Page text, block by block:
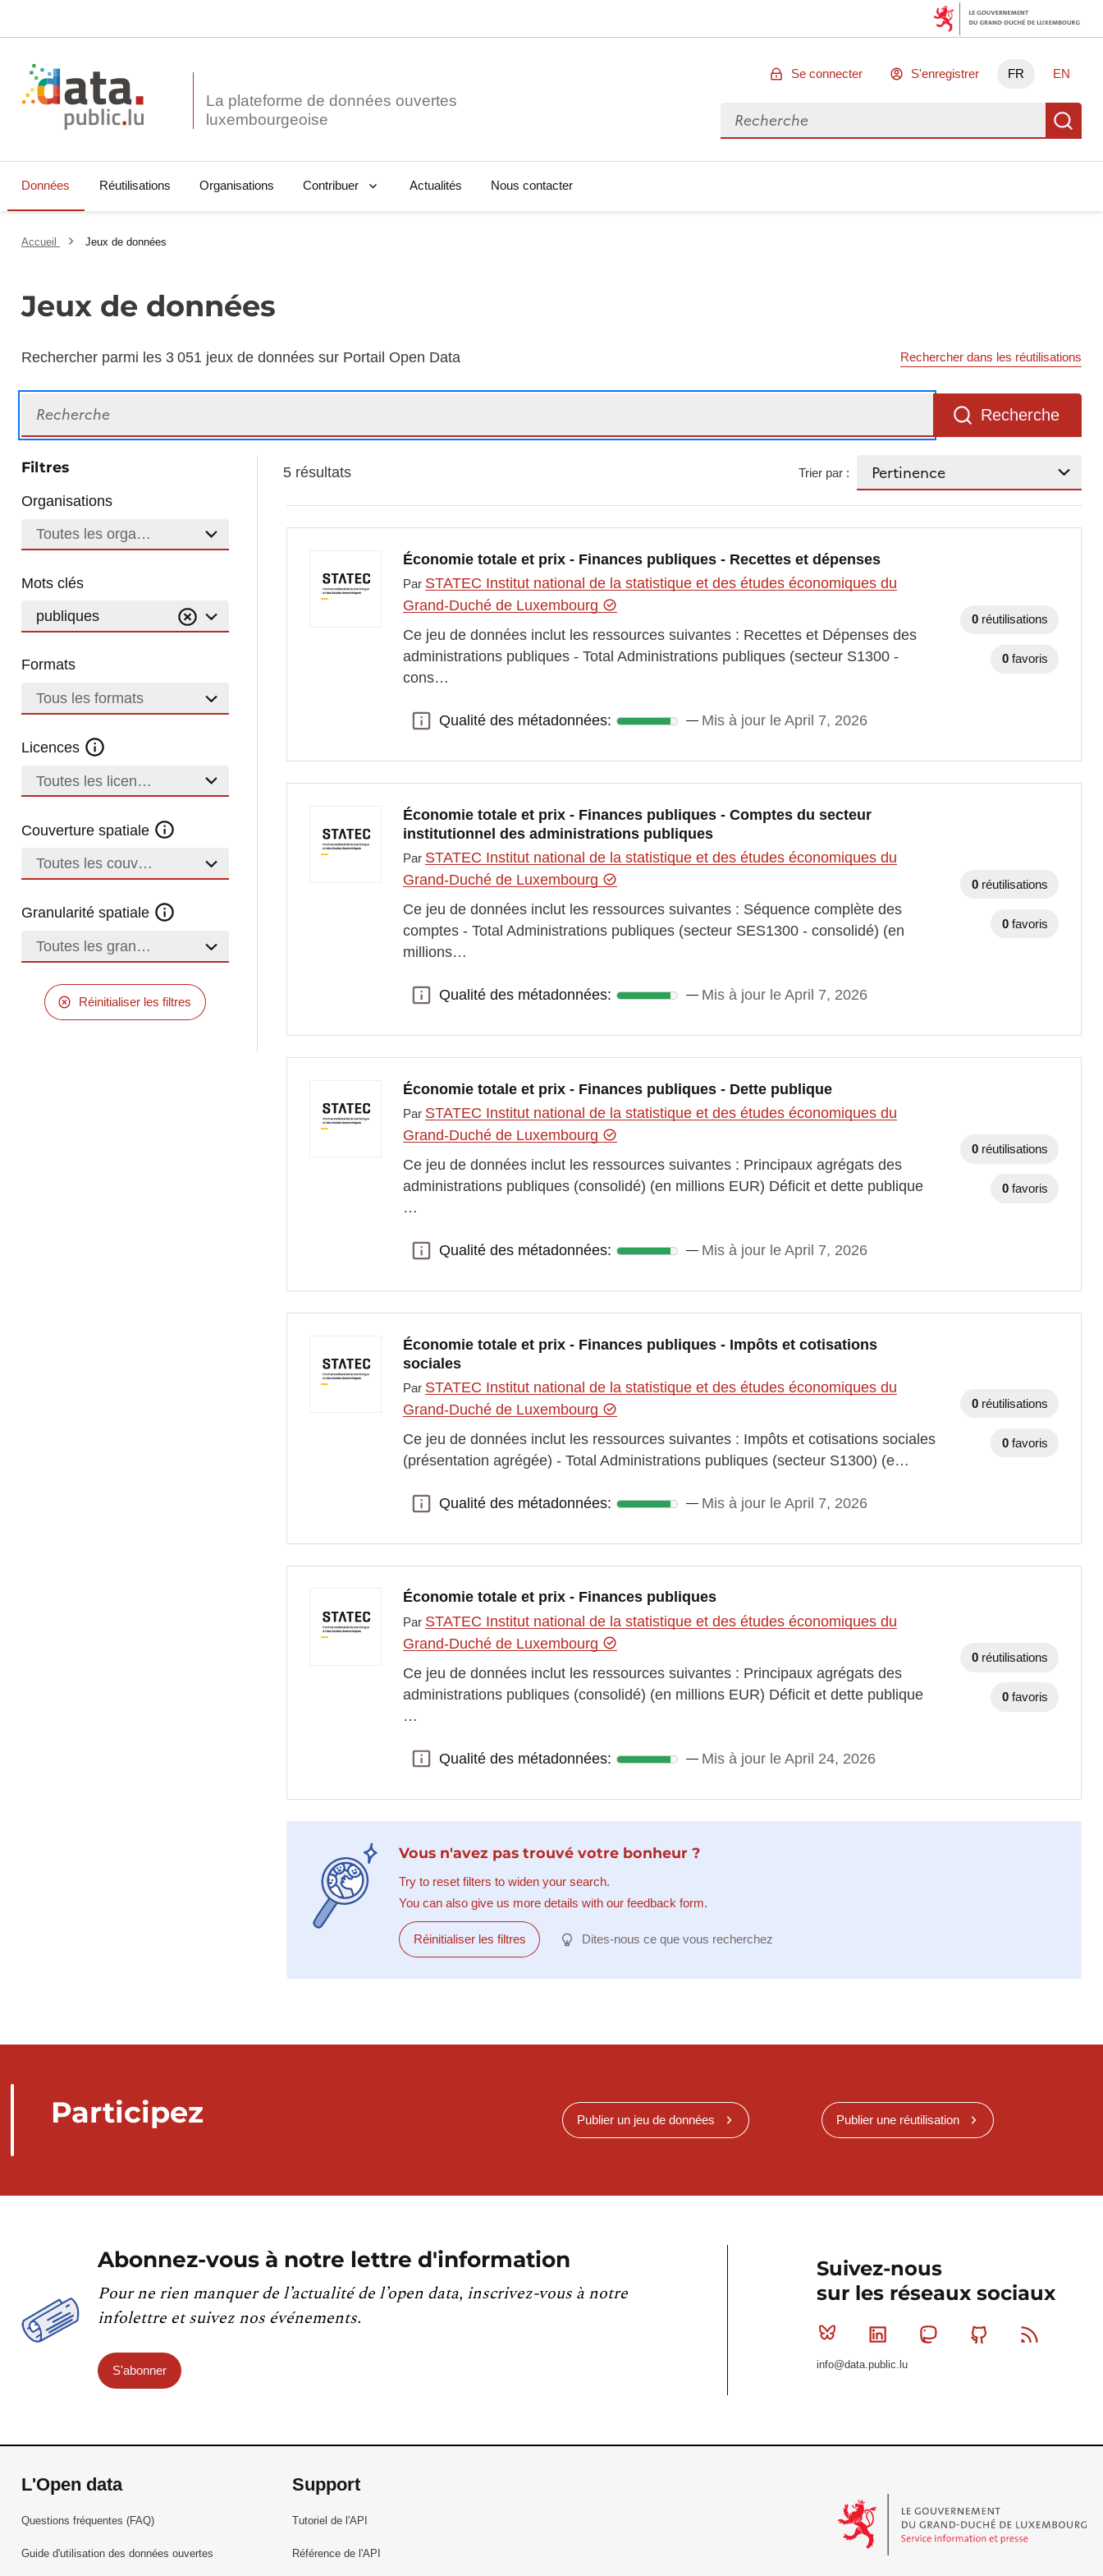
La plateforme de données ouvertes
Se connecter S'enregistrer FR EN
Rechercher des données
Données Réutilisations Organisations Contribuer Actualités Nous contacter
Accueil Jeux de données
Jeux de données
Rechercher parmi les 3 051 jeux de données sur Portail Open Data Rechercher dans les réutilisations
Recherche
Filtres
Organisations
Toutes les organisations
Mots clés
publiques
Formats
Tous les formats
Licences
Toutes les licences
Couverture spatiale
Toutes les couvertures
Granularité spatiale
Toutes les granularités
Réinitialiser les filtres
5 résultats Trier par :
Économie totale et prix - Finances publiques - Recettes et dépenses
Par STATEC Institut national de la statistique et des études économiques du
Grand-Duché de Luxembourg
Ce jeu de données inclut les ressources suivantes : Recettes et Dépenses des
administrations publiques - Total Administrations publiques (secteur S1300 -
cons…
Qualité des métadonnées:
Qualité des métadonnées: Mis à jour le April 7, 2026
0 réutilisations
0 favoris
Économie totale et prix - Finances publiques - Comptes du secteur
institutionnel des administrations publiques
Par STATEC Institut national de la statistique et des études économiques du
Grand-Duché de Luxembourg
Ce jeu de données inclut les ressources suivantes : Séquence complète des
comptes - Total Administrations publiques (secteur SES1300 - consolidé) (en
millions…
Qualité des métadonnées:
Qualité des métadonnées: Mis à jour le April 7, 2026
0 réutilisations
0 favoris
Économie totale et prix - Finances publiques - Dette publique
Par STATEC Institut national de la statistique et des études économiques du
Grand-Duché de Luxembourg
Ce jeu de données inclut les ressources suivantes : Principaux agrégats des
administrations publiques (consolidé) (en millions EUR) Déficit et dette publique
…
Qualité des métadonnées:
Qualité des métadonnées: Mis à jour le April 7, 2026
0 réutilisations
0 favoris
Économie totale et prix - Finances publiques - Impôts et cotisations
sociales
Par STATEC Institut national de la statistique et des études économiques du
Grand-Duché de Luxembourg
Ce jeu de données inclut les ressources suivantes : Impôts et cotisations sociales
(présentation agrégée) - Total Administrations publiques (secteur S1300) (e…
Qualité des métadonnées:
Qualité des métadonnées: Mis à jour le April 7, 2026
0 réutilisations
0 favoris
Économie totale et prix - Finances publiques
Par STATEC Institut national de la statistique et des études économiques du
Grand-Duché de Luxembourg
Ce jeu de données inclut les ressources suivantes : Principaux agrégats des
administrations publiques (consolidé) (en millions EUR) Déficit et dette publique
…
Qualité des métadonnées:
Qualité des métadonnées: Mis à jour le April 24, 2026
0 réutilisations
0 favoris
Vous n'avez pas trouvé votre bonheur ?
Try to reset filters to widen your search.
You can also give us more details with our feedback form.
Réinitialiser les filtres Dites-nous ce que vous recherchez
Participez Publier un jeu de données Publier une réutilisation
Abonnez-vous à notre lettre d'information
Pour ne rien manquer de l’actualité de l’open data, inscrivez-vous à notre
infolettre et suivez nos événements.
S'abonner
Suivez-nous
sur les réseaux sociaux
Bluesky Linkedin MastodonGithub
info@data.public.lu
L'Open data
Questions fréquentes (FAQ)
Guide d'utilisation des données ouvertes
Support
Tutoriel de l'API
Référence de l'API